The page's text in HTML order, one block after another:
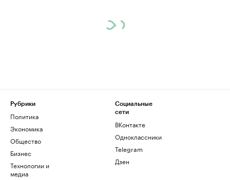
Рубрики
Политика
Экономика
Общество
Бизнес
Технологии и
медиа
Социальные
сети
ВКонтакте
Одноклассники
Telegram
Дзен